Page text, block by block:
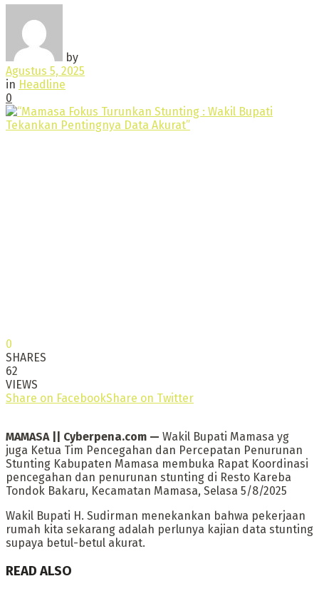
by
Agustus 5, 2025
in Headline
0
0
SHARES
62
VIEWS
Share on FacebookShare on Twitter
MAMASA || Cyberpena.com — Wakil Bupati Mamasa yg
juga Ketua Tim Pencegahan dan Percepatan Penurunan
Stunting Kabupaten Mamasa membuka Rapat Koordinasi
pencegahan dan penurunan stunting di Resto Kareba
Tondok Bakaru, Kecamatan Mamasa, Selasa 5/8/2025
Wakil Bupati H. Sudirman menekankan bahwa pekerjaan
rumah kita sekarang adalah perlunya kajian data stunting
supaya betul-betul akurat.
READ ALSO